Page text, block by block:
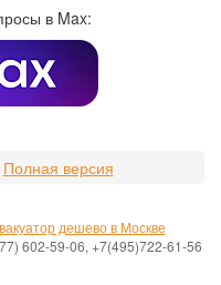
в Max:
Полная версия
дешево в Москве
602-59-06, +7(495)722-61-56